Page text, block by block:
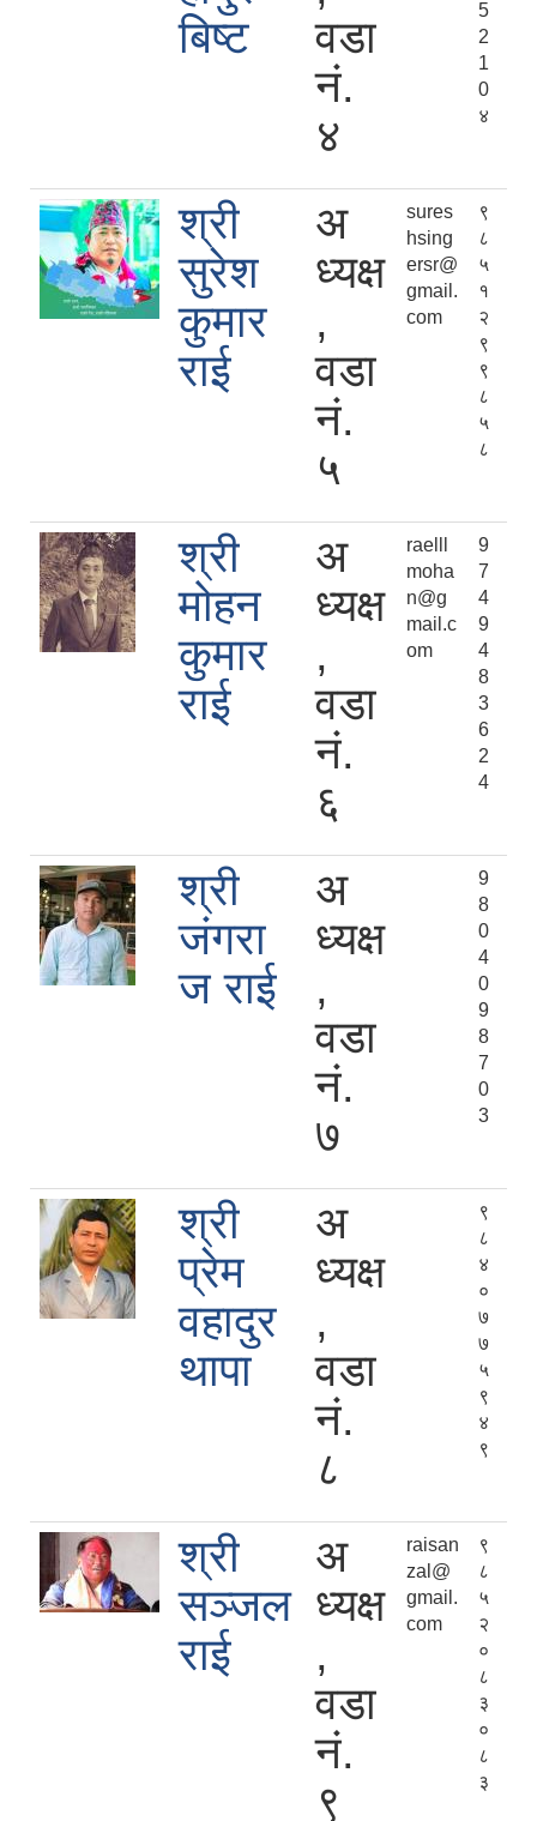
बिष्ट
वडा
नं.
४
5
2
1
0
४
श्री
सुरेश
कुमार
राई
अ
ध्यक्ष
,
वडा
नं.
५
sures
hsing
ersr@
gmail.
com
९
८
५
१
२
९
९
८
५
८
श्री
मोहन
कुमार
राई
अ
ध्यक्ष
,
वडा
नं.
६
raelll
moha
n@g
mail.c
om
9
7
4
9
4
8
3
6
2
4
श्री
जंगरा
ज राई
अ
ध्यक्ष
,
वडा
नं.
७
9
8
0
4
0
9
8
7
0
3
श्री
प्रेम
वहादुर
थापा
अ
ध्यक्ष
,
वडा
नं.
८
९
८
४
०
७
७
५
९
४
९
श्री
सञ्जल
राई
अ
ध्यक्ष
,
वडा
नं.
९
raisan
zal@
gmail.
com
९
८
५
२
०
८
३
०
८
३